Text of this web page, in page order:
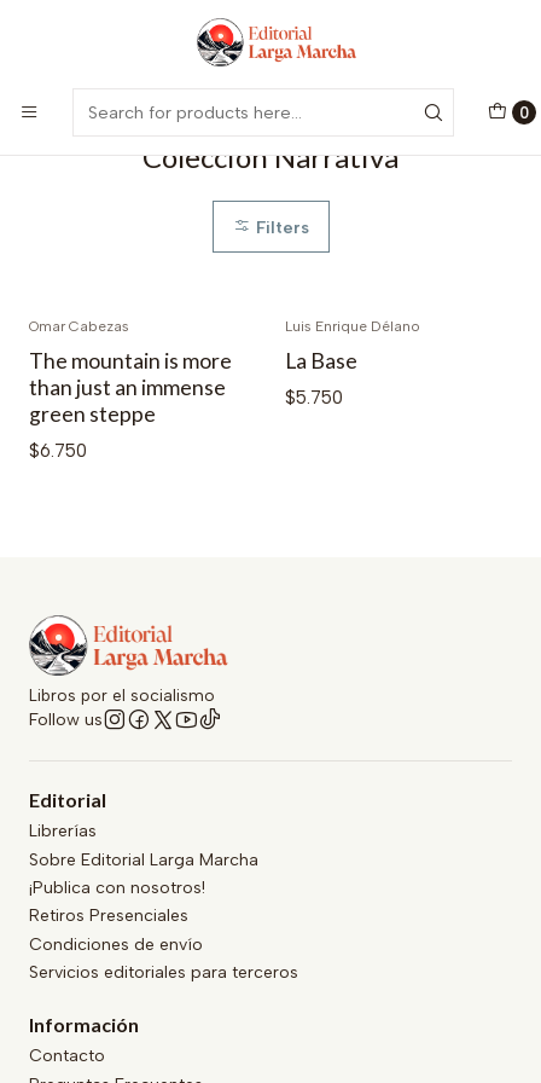
0
Encuentra nuestro catálogo aquí
Colección Narrativa
Filters
Omar Cabezas
The mountain is more
than just an immense
green steppe
$6.750
Luis Enrique Délano
La Base
$5.750
Libros por el socialismo
Follow us
Editorial
Librerías
Sobre Editorial Larga Marcha
¡Publica con nosotros!
Retiros Presenciales
Condiciones de envío
Servicios editoriales para terceros
Información
Contacto